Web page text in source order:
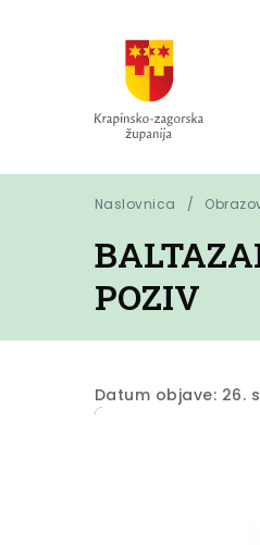
Naslovnica
POZIV
Datum objave: 26.